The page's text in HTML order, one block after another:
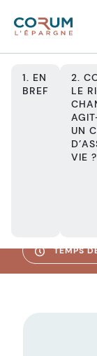
1. EN
BREF
2.
LE
UN
VIE ?
ASSURANCE
Le
TEMPS